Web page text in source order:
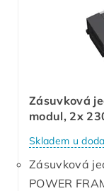
Zásuvková
modul, 2x
Skladem u
Zásuvková
POWER